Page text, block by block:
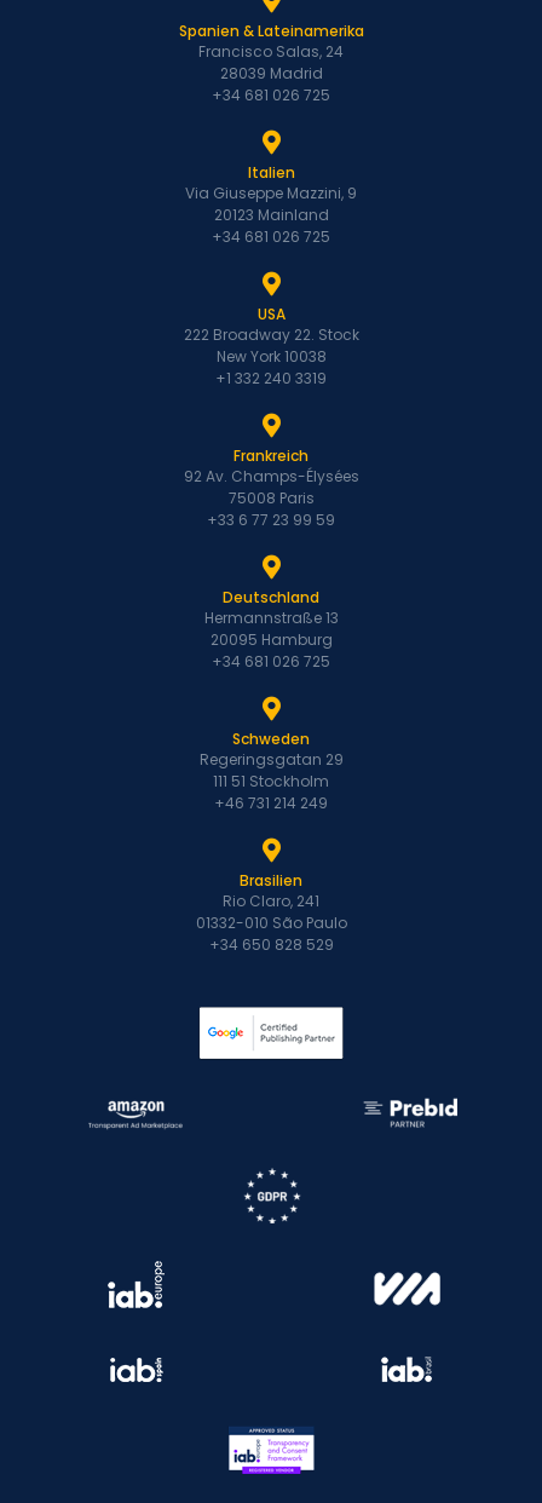
Spanien & Lateinamerika
Francisco Salas, 24
28039 Madrid
+34 681 026 725
Italien
Via Giuseppe Mazzini, 9
20123 Mainland
+34 681 026 725
USA
222 Broadway 22. Stock
New York 10038
+1 332 240 3319
Frankreich
92 Av. Champs-Élysées
75008 Paris
+33 6 77 23 99 59
Deutschland
Hermannstraße 13
20095 Hamburg
+34 681 026 725
Schweden
Regeringsgatan 29
111 51 Stockholm
+46 731 214 249
Brasilien
Rio Claro, 241
01332-010 São Paulo
+34 650 828 529